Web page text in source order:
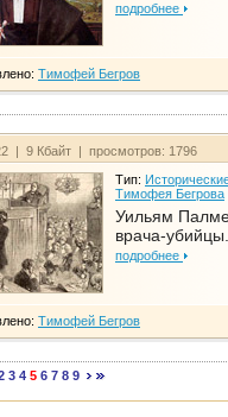
подробнее
Тимофей Бегров
| 9 Кбайт | просмотров: 1796
Тип:
Тимофея Бегрова
Уильям
врача-
подробнее
Тимофей Бегров
3 4 5 6 7 8 9